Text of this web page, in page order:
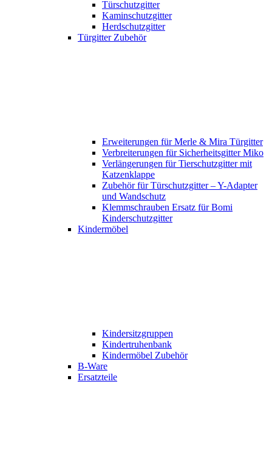
Türschutzgitter
Kaminschutzgitter
Herdschutzgitter
Türgitter Zubehör
Erweiterungen für Merle & Mira Türgitter
Verbreiterungen für Sicherheitsgitter Miko
Verlängerungen für Tierschutzgitter mit
Katzenklappe
Zubehör für Türschutzgitter – Y-Adapter
und Wandschutz
Klemmschrauben Ersatz für Bomi
Kinderschutzgitter
Kindermöbel
Kindersitzgruppen
Kindertruhenbank
Kindermöbel Zubehör
B-Ware
Ersatzteile